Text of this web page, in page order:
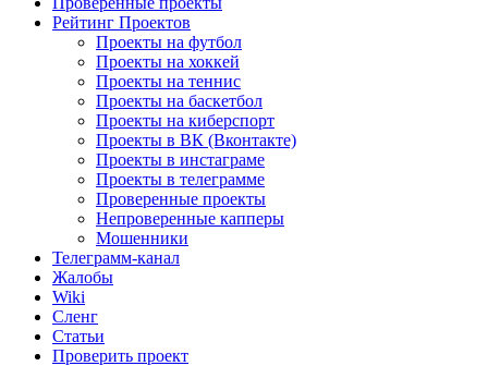
Рейтинг Проектов
Проекты на футбол
Проекты на хоккей
Проекты на теннис
Проекты на баскетбол
Проекты на киберспорт
Проекты в ВК (Вконтакте)
Проекты в инстаграме
Проекты в телеграмме
Проверенные проекты
Непроверенные капперы
Мошенники
Телеграмм-канал
Жалобы
Wiki
Сленг
Статьи
Проверить проект